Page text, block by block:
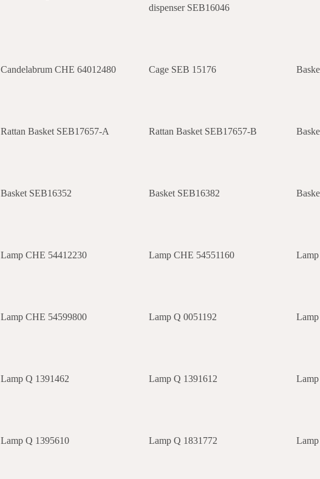
dispenser SEB16046
Candelabrum CHE 64012480 Cage SEB 15176
Rattan Basket SEB17657-A Rattan Basket SEB17657-B
Basket SEB16352 Basket SEB16382
Lamp CHE 54412230 Lamp CHE 54551160
Lamp CHE 54599800 Lamp Q 0051192
Lamp Q 1391462 Lamp Q 1391612
Lamp Q 1395610 Lamp Q 1831772